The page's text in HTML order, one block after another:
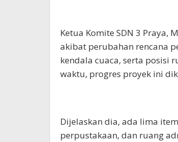
Ketua Komite SDN 3
akibat perubahan rencana
kendala cuaca, serta posisi
waktu, progres proyek ini
Dijelaskan dia, ada lima
perpustakaan, dan ruang